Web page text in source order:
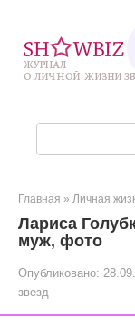
контенту
Главная » Личная
Лариса
муж, фото
Опубликовано:
звезд